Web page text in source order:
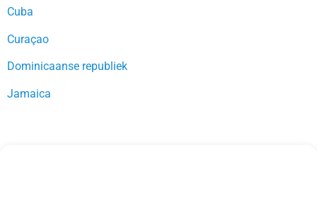
Cuba
Curaçao
Dominicaanse republiek
Jamaica